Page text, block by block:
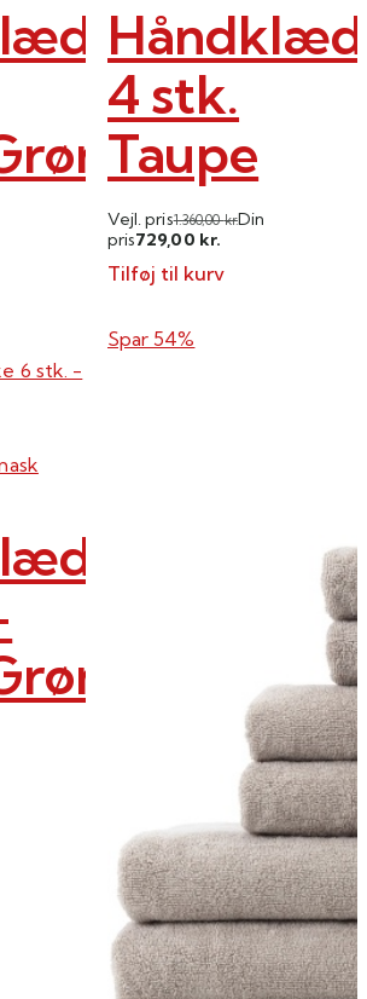
4 stk.
Taupe
Vejl. pris1.360,00kr.Din
pris729,00 kr.
Tilføj til kurv
Spar 54%